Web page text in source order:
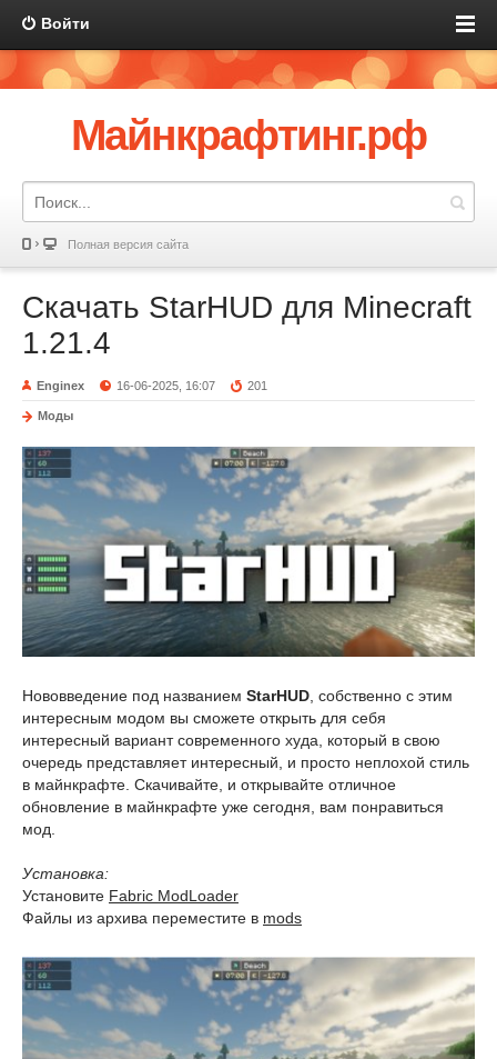
Войти
Майнкрафтинг.рф
Полная версия сайта
Скачать StarHUD для Minecraft
1.21.4
Enginex 16-06-2025, 16:07 201
Моды
Нововведение под названием StarHUD, собственно с этим
интересным модом вы сможете открыть для себя
интересный вариант современного худа, который в свою
очередь представляет интересный, и просто неплохой стиль
в майнкрафте. Скачивайте, и открывайте отличное
обновление в майнкрафте уже сегодня, вам понравиться
мод.
Установка:
Установите Fabric ModLoader
Файлы из архива переместите в mods